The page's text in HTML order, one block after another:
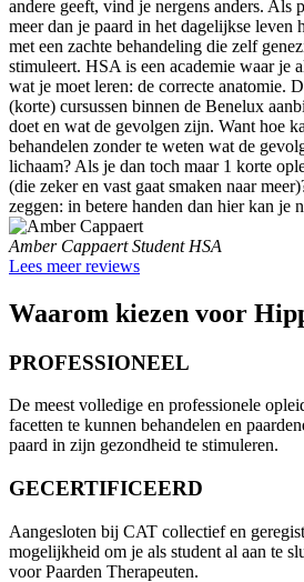
andere geeft, vind je nergens anders. Als
meer dan je paard in het dagelijkse leven
met een zachte behandeling die zelf
stimuleert. HSA is een academie waar je
wat je moet leren: de correcte anatomie.
(korte) cursussen binnen de Benelux
doet en wat de gevolgen zijn. Want hoe
behandelen zonder te weten wat de
lichaam? Als je dan toch maar 1 korte
(die zeker en vast gaat smaken naar
zeggen: in betere handen dan hier kan je
Amber CappaertStudent HSA
Lees meer reviews
Waarom kiezen voor
PROFESSIONEEL
De meest volledige en professionele
facetten te kunnen behandelen en
paard in zijn gezondheid te stimuleren.
GECERTIFICEERD
Aangesloten bij CAT collectief en
mogelijkheid om je als student al aan te
voor Paarden Therapeuten.